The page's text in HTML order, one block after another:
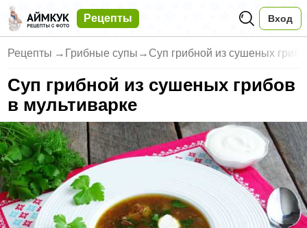
Рецепты Вход
Рецепты → Грибные супы → Суп грибной из сушеных
Суп грибной из сушеных грибов
в мультиварке